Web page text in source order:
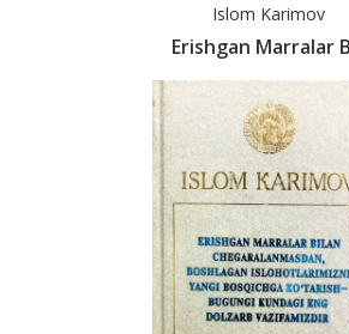
Islom Karimov
Erishgan Marralar